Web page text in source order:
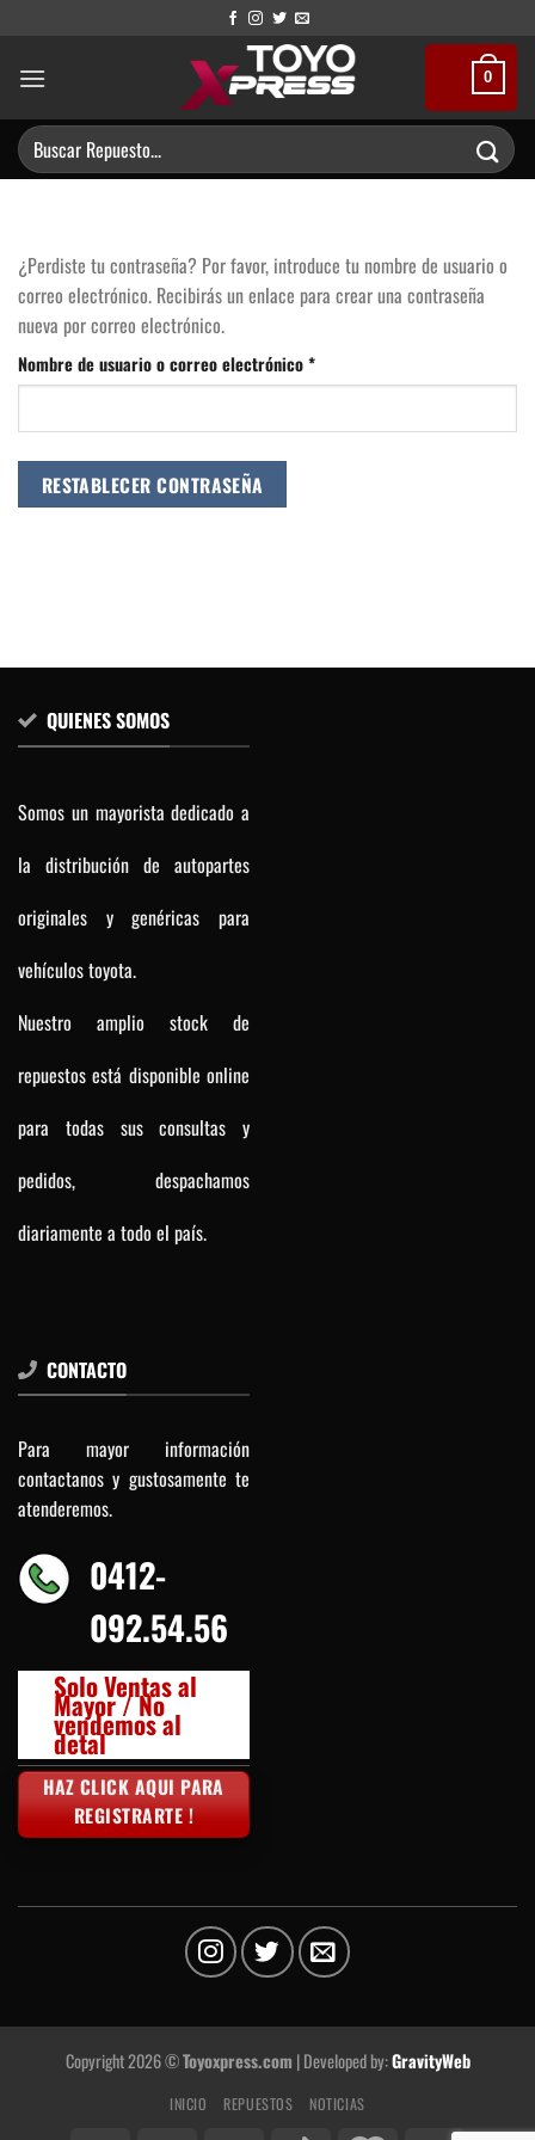
contenido
0
Buscar
por:
¿Perdiste tu contraseña? Por favor, introduce tu nombre de usuario o
correo electrónico. Recibirás un enlace para crear una contraseña
nueva por correo electrónico.
Nombre de usuario o correo electrónico*Obligatorio
RESTABLECER CONTRASEÑA
QUIENES SOMOS
Somos un mayorista dedicado a
la distribución de autopartes
originales y genéricas para
vehículos toyota.
Nuestro amplio stock de
repuestos está disponible online
para todas sus consultas y
pedidos, despachamos
diariamente a todo el país.
CONTACTO
Para mayor información
contactanos y gustosamente te
atenderemos.
0412-
092.54.56
Solo Ventas al
Mayor / No
vendemos al
detal
HAZ CLICK AQUI PARA
REGISTRARTE !
Copyright 2026 ©Toyoxpress.com | Developed by:GravityWeb
INICIO REPUESTOS NOTICIAS